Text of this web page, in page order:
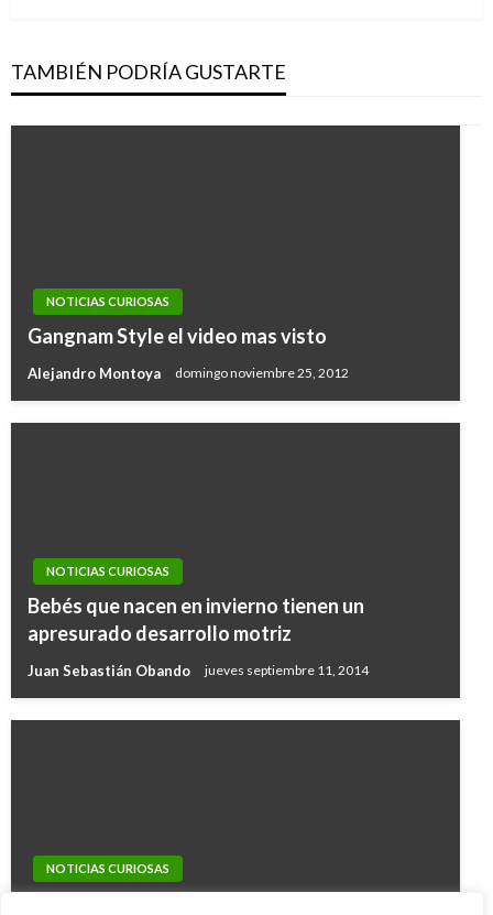
TAMBIÉN PODRÍA GUSTARTE
NOTICIAS CURIOSAS
Gangnam Style el video mas visto
Alejandro Montoya domingo noviembre 25, 2012
NOTICIAS CURIOSAS
Bebés que nacen en invierno tienen un
apresurado desarrollo motriz
Juan Sebastián Obando jueves septiembre 11, 2014
NOTICIAS CURIOSAS
NOTICIAS CURIOSAS